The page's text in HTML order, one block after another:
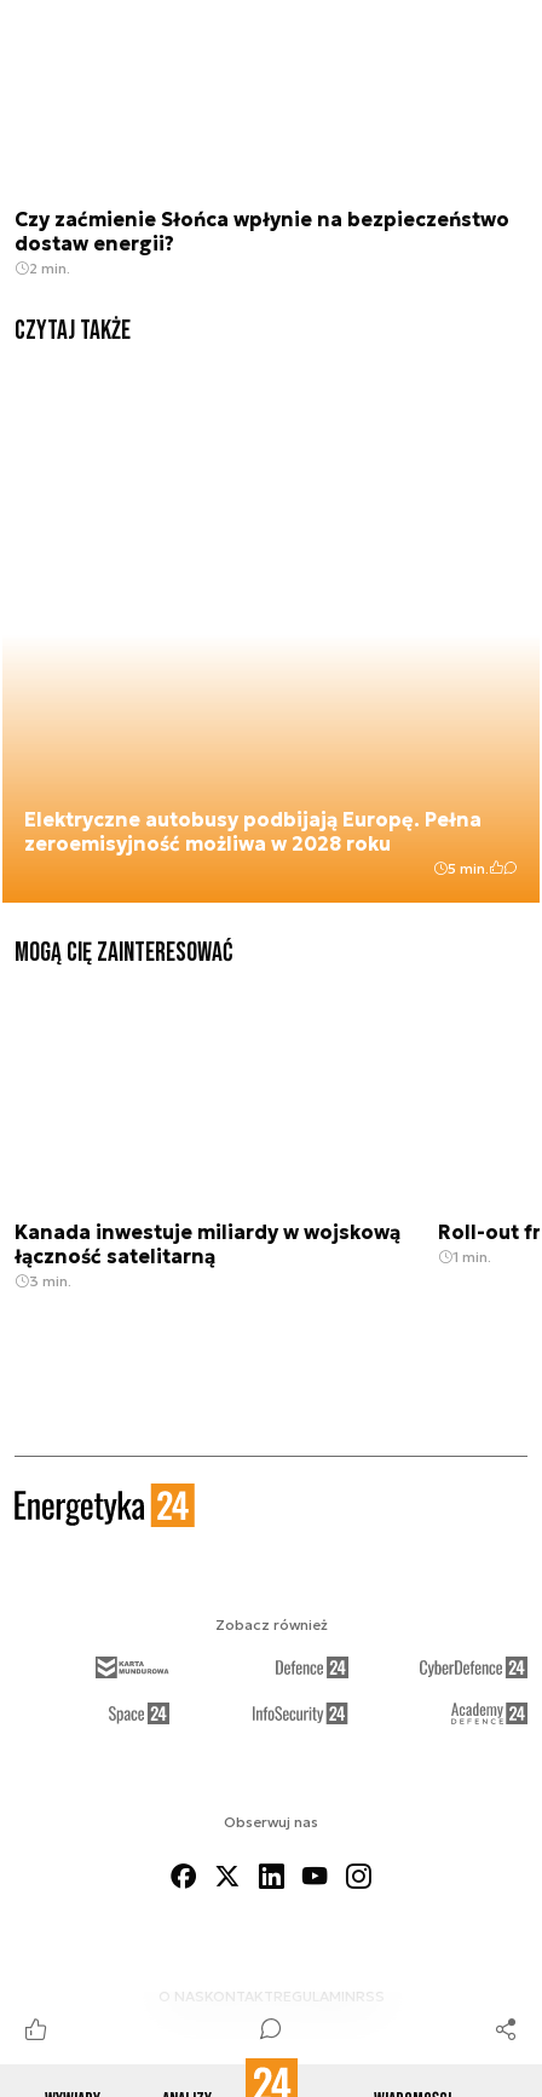
Czy zaćmienie Słońca wpłynie na bezpieczeństwo
dostaw energii?
2 min.
Czytaj także
Elektryczne autobusy podbijają Europę. Pełna
zeroemisyjność możliwa w 2028 roku
5 min.
Mogą Cię zainteresować
Kanada inwestuje miliardy w wojskową
łączność satelitarną
3 min.
Roll-out
1 min.
Obserwuj nas
O NAS KONTAKTREGULAMINRSS
Zobacz również